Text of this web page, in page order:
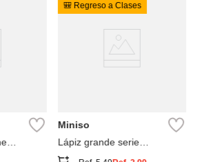
🎒 Regreso a Clases
Miniso
Lápiz grande serie